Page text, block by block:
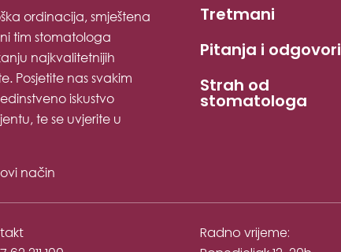
ordinacija, smještena
tim stomatologa
najkvalitetnijih
Posjetite nas svakim
iskustvo
te se uvjerite u
način
Tretmani
Pitanja i odgovori
Strah od
stomatologa
Radno vrijeme: